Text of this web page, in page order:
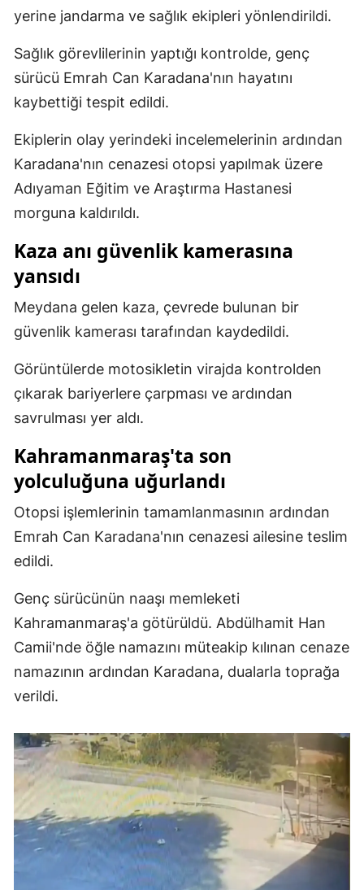
Samsun
Siirt
Tekirdağ
Tokat
Tunceli
Uşak
Van
Yozgat
Aksaray
Batman
Şırnak
Yalova
Karabük
Kilis
Osmaniye
yerine jandarma ve sağlık ekipleri yönlendirildi.
Sağlık görevlilerinin yaptığı kontrolde, genç
sürücü Emrah Can Karadana'nın hayatını
kaybettiği tespit edildi.
Ekiplerin olay yerindeki incelemelerinin ardından
Karadana'nın cenazesi otopsi yapılmak üzere
Adıyaman Eğitim ve Araştırma Hastanesi
morguna kaldırıldı.
Kaza anı güvenlik kamerasına
yansıdı
Meydana gelen kaza, çevrede bulunan bir
güvenlik kamerası tarafından kaydedildi.
Görüntülerde motosikletin virajda kontrolden
çıkarak bariyerlere çarpması ve ardından
savrulması yer aldı.
Kahramanmaraş'ta son
yolculuğuna uğurlandı
Otopsi işlemlerinin tamamlanmasının ardından
Emrah Can Karadana'nın cenazesi ailesine teslim
edildi.
Genç sürücünün naaşı memleketi
Kahramanmaraş'a götürüldü. Abdülhamit Han
Camii'nde öğle namazını müteakip kılınan cenaze
namazının ardından Karadana, dualarla toprağa
verildi.